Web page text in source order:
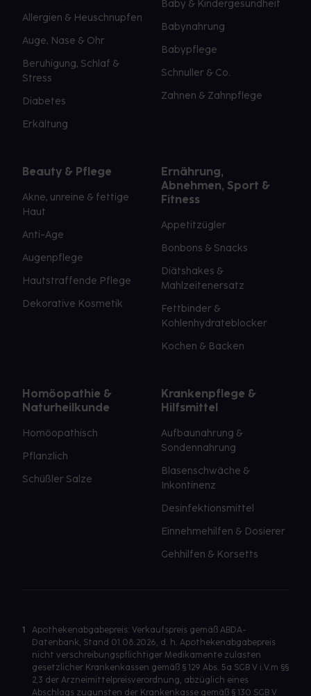
Allergien & Heuschnupfen
Auge, Nase & Ohr
Beruhigung, Schlaf &
Stress
Diabetes
Erkältung
Baby & Kindergesundheit
Babynahrung
Babypflege
Schnuller & Co.
Zahnen & Zahnpflege
Beauty & Pflege
Akne, unreine & fettige
Haut
Anti-Age
Augenpflege
Hautstraffende Pflege
Dekorative Kosmetik
Ernährung,
Abnehmen, Sport &
Fitness
Appetitzügler
Bonbons & Snacks
Diätshakes &
Mahlzeitenersatz
Fettbinder &
Kohlenhydrateblocker
Kochen & Backen
Homöopathie &
Naturheilkunde
Homöopathisch
Pflanzlich
Schüßler Salze
Krankenpflege &
Hilfsmittel
Aufbaunahrung &
Sondennahrung
Blasenschwäche &
Inkontinenz
Desinfektionsmittel
Einnehmehilfen & Dosierer
Gehhilfen & Korsetts
1
Apothekenabgabepreis: Verkaufspreis gemäß ABDA-
Datenbank, Stand 01.08.2026, d. h. Apothekenabgabepreis
nicht verschreibungspflichtiger Medikamente zulasten
gesetzlicher Krankenkassen gemäß § 129 Abs. 5a SGB V i.V.m §§
2,3 der Arzneimittelpreisverordnung, abzüglich eines
Abschlags zugunsten der Krankenkasse gemäß § 130 SGB V